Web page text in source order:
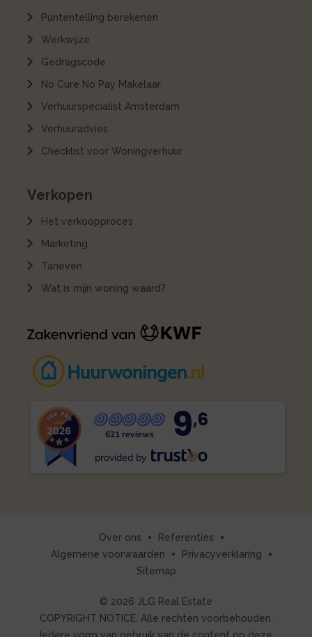
Puntentelling berekenen
Werkwijze
Gedragscode
No Cure No Pay Makelaar
Verhuurspecialist Amsterdam
Verhuuradvies
Checklist voor Woningverhuur
Verkopen
Het verkoopproces
Marketing
Tarieven
Wat is mijn woning waard?
621 reviews 9,6
provided by
Over ons
Referenties
Algemene voorwaarden
Privacyverklaring
Sitemap
© 2026 JLG Real Estate
COPYRIGHT NOTICE. Alle rechten voorbehouden.
Iedere vorm van gebruik van de content op deze